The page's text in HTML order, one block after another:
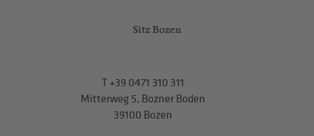
Sitz Bozen
T+39 0471 310 311
Mitterweg 5, Bozner Boden
39100 Bozen